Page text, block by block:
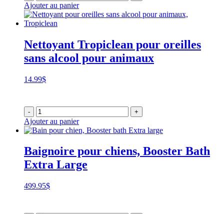
Ajouter au panier
Nettoyant Tropiclean pour oreilles
sans alcool pour animaux
14.99$
- +
Ajouter au panier
Baignoire pour chiens, Booster Bath
Extra Large
499.95$